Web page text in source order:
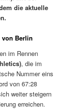
die aktuelle
Berlin
im Rennen
, die im
Nummer eins
von 67:28
weiter steigern
erreichen.